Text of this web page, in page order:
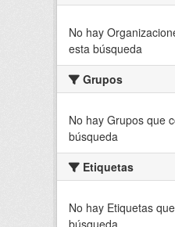
No hay
esta búsqueda
Grupos
No hay Grupos que
búsqueda
Etiquetas
No hay Etiquetas
búsqueda